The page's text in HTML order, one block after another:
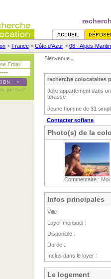
> France > Côte d'Azur > 06 - Alpes-
Bienvenue ,
recherche colocataires
Jolie appartement dans
terasse
Jeune homme de 31
Contacter sofiane
Photo(s) de la
Commentaire : Moi
Infos principales
Ville :
Loyer mensuel :
Disponible :
Durée :
Inclus dans le loyer :
Le logement